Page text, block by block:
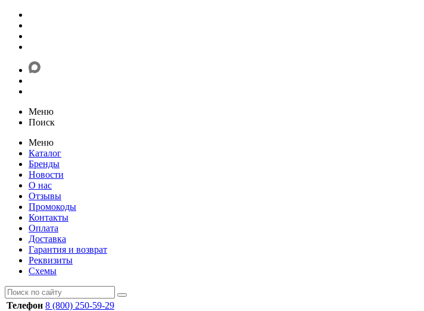
Меню
Поиск
Меню
Каталог
Бренды
Новости
О нас
Отзывы
Промокоды
Контакты
Оплата
Доставка
Гарантия и возврат
Реквизиты
Схемы
Телефон 8 (800) 250-59-29